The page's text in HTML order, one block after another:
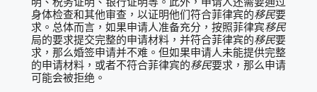
身体检查和其他审查，以证明他们符合菲律宾的移民要
求。总体而言，如果申请人准备充分，按照菲律宾移民
局的要求提交完整的申请材料，并符合菲律宾的移民要
求，那么婚签申请并不难。但如果申请人未能提供完整
的申请材料，或者不符合菲律宾的移民要求，那么申请
可能会被拒绝。